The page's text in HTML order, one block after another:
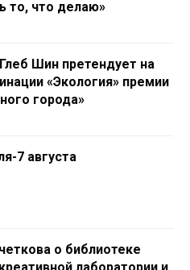
то, что делаю»
Шин претендует на
«Экология» премии
города»
7 августа
о библиотеке
лаборатории и